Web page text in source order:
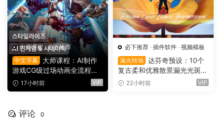
大师课程 ·必下推荐
中文字幕
大师课程：AI制作
游戏CG级过场动画全流程视
频课程 中文字幕（16149）
17小时前 VIP
必下推荐 · 插件软件 · 视频模板
漏光转场 达芬奇预设：10个
复古柔和优雅散景漏光光斑划
痕纹理叠加4K无缝转场过渡
22小时前 VIP
评论 0